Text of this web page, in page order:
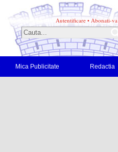
Autentificare • Abonati-va
Mica Publicitate Redactia